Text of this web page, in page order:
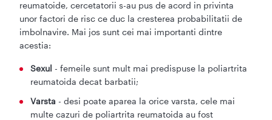
reumatoide, cercetatorii s-au pus de acord in privinta
unor factori de risc ce duc la cresterea probabilitatii de
imbolnavire. Mai jos sunt cei mai importanti dintre
acestia:
Sexul - femeile sunt mult mai predispuse la poliartrita
reumatoida decat barbatii;
Varsta - desi poate aparea la orice varsta, cele mai
multe cazuri de poliartrita reumatoida au fost